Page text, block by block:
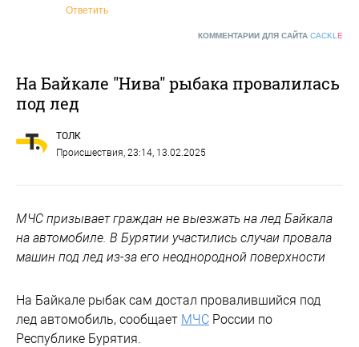
Ответить
КОММЕНТАРИИ ДЛЯ САЙТА CACKL E
На Байкале "Нива" рыбака провалилась
под лед
ТОЛК
Происшествия, 23:14, 13.02.2025
МЧС призывает граждан не выезжать на лед Байкала
на автомобиле. В Бурятии участились случаи провала
машин под лед из-за его неоднородной поверхности
На Байкале рыбак сам достал провалившийся под
лед автомобиль, сообщает МЧС России по
Республике Бурятия.